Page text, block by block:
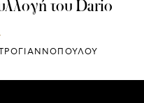
του Dario